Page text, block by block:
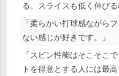
る。スライスも低く伸び
「柔らかい打球感ながら
ない感じが好きです。」
「スピン性能はそこそこ
トを得意とする人には最高